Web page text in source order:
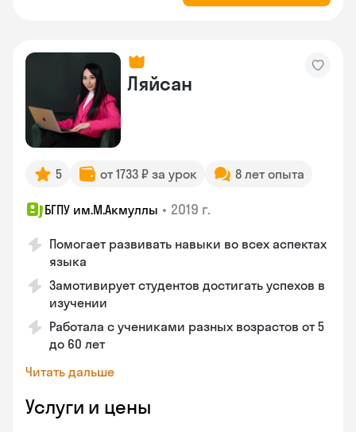
Ляйсан
5 от 1733 ₽ за урок 8 лет опыта
БГПУ им.М.Акмуллы • 2019 г.
Помогает развивать навыки во всех аспектах
языка
Замотивирует студентов достигать успехов в
изучении
Работала с учениками разных возрастов от 5
до 60 лет
Читать дальше
Услуги и цены